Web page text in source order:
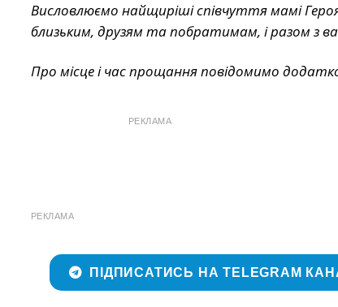
Висловлюємо найщиріші співчуття мамі
близьким, друзям та побратимам, і разом з
Про місце і час прощання повідомимо
РЕКЛАМА
РЕКЛАМА
ПІДПИСАТИСЬ НА TELEGRAM